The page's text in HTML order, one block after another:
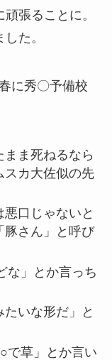
張ることに。
た。
に秀〇予備校
まま死ねるなら
スカ大佐似の先
悪口じゃないと
豚さん」と呼び
な」とか言っち
いな形だ」と
で草」とか言い